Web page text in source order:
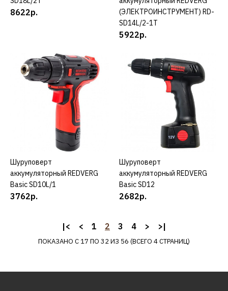
METABO
Шуруповерт Metabo BS 18
L 602321500
21309р.
КУПИТЬ
ДОБАВИТЬ К СРАВНЕНИЮ
ДОБАВИТЬ В ПОЖЕЛАНИЯ
Шуруповерт Metabo BS 18
LT Set 602102600
КУПИТЬ
ДОБАВИТЬ В ПОЖЕЛАНИЯ
8622р.
(ЭЛЕКТРОИНСТРУМЕНТ) RD-
SD14L/2-1T
5922р.
КУПИТЬ
Шуруповерт
аккумуляторный REDVERG
Basic SD10L/1
3762р.
КУПИТЬ
Шуруповерт
аккумуляторный REDVERG
Basic SD12
2682р.
|< < 1 2 3 4 > >|
ПОКАЗАНО С 17 ПО 32 ИЗ 56 (ВСЕГО 4 СТРАНИЦ)